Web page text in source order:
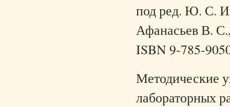
под ред. Ю. С.
Афанасьев В.
ISBN 9-785-
Методические
лабораторных